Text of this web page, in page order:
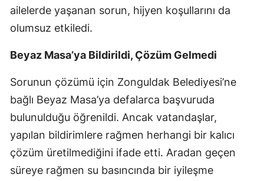
ailelerde yaşanan sorun, hijyen koşullarını da
olumsuz etkiledi.
Beyaz Masa’ya Bildirildi, Çözüm Gelmedi
Sorunun çözümü için Zonguldak Belediyesi’ne
bağlı Beyaz Masa’ya defalarca başvuruda
bulunulduğu öğrenildi. Ancak vatandaşlar,
yapılan bildirimlere rağmen herhangi bir kalıcı
çözüm üretilmediğini ifade etti. Aradan geçen
süreye rağmen su basıncında bir iyileşme